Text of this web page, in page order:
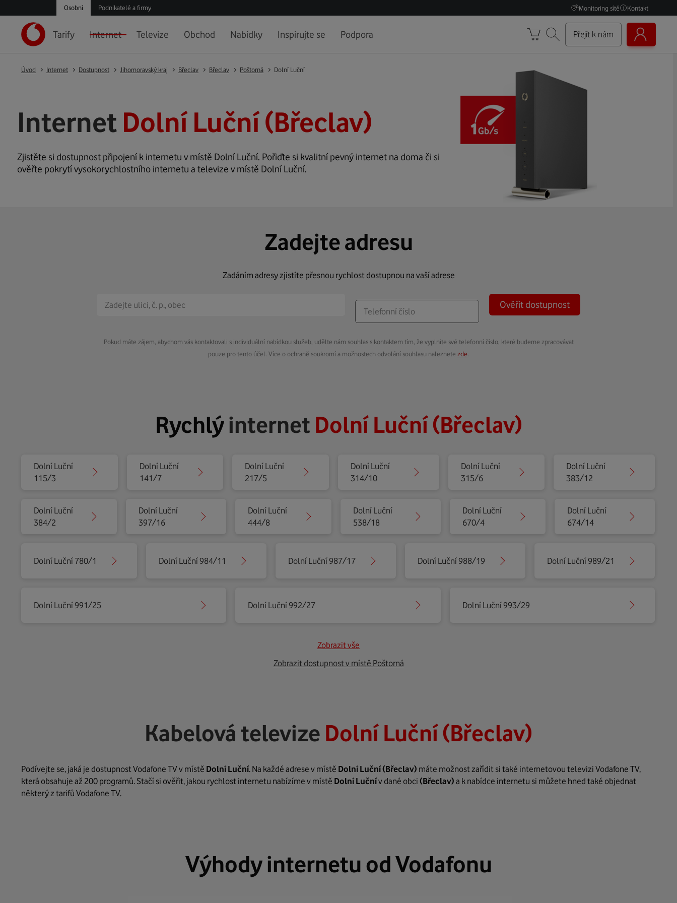
Osobní Podnikatelé a firmy Monitoring sítě Kontakt
Tarify Internet Televize Obchod Nabídky Inspirujte se Podpora Přejít k nám
Úvod Internet Dostupnost Jihomoravský kraj Břeclav Břeclav Poštorná Dolní Luční
Internet Dolní Luční (Břeclav)
Zjistěte si dostupnost připojení k internetu v místě Dolní Luční. Pořiďte si kvalitní pevný internet na doma či si
ověřte pokrytí vysokorychlostního internetu a televize v místě Dolní Luční.
Zadejte adresu
Zadáním adresy zjistíte přesnou rychlost dostupnou na vaší adrese
Ověřit dostupnost
Pokud máte zájem, abychom vás kontaktovali s individuální nabídkou služeb, udělte nám souhlas s kontaktem tím, že vyplníte své telefonní číslo, které budeme zpracovávat
pouze pro tento účel. Více o ochraně soukromí a možnostech odvolání souhlasu naleznete zde
Rychlýinternet Dolní Luční (Břeclav)
Dolní Luční
115/3
Dolní Luční
141/7
Dolní Luční
217/5
Dolní Luční
314/10
Dolní Luční
315/6
Dolní Luční
383/12
Dolní Luční
384/2
Dolní Luční
397/16
Dolní Luční
444/8
Dolní Luční
538/18
Dolní Luční
670/4
Dolní Luční
674/14
Dolní Luční 780/1 Dolní Luční 984/11 Dolní Luční 987/17 Dolní Luční 988/19 Dolní Luční 989/21
Dolní Luční 991/25 Dolní Luční 992/27 Dolní Luční 993/29
Zobrazit vše
Zobrazit dostupnost v místě Poštorná
Kabelová televize Dolní Luční (Břeclav)
Podívejte se, jaká je dostupnost Vodafone TV v místě Dolní Luční. Na každé adrese v místě Dolní Luční(Břeclav) máte možnost zařídit si také internetovou televizi Vodafone TV,
která obsahuje až 200 programů. Stačí si ověřit, jakou rychlost internetu nabízíme v místě Dolní Lučnív dané obci (Břeclav) a k nabídce internetu si můžete hned také objednat
některý z tarifů Vodafone TV.
Výhody internetu od Vodafonu